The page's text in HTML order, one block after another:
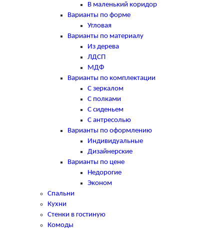
В маленький коридор
Варианты по форме
Угловая
Варианты по материалу
Из дерева
ЛДСП
МДФ
Варианты по комплектации
С зеркалом
С полками
С сиденьем
С антресолью
Варианты по оформлению
Индивидуальные
Дизайнерские
Варианты по цене
Недорогие
Эконом
Спальни
Кухни
Стенки в гостиную
Комоды